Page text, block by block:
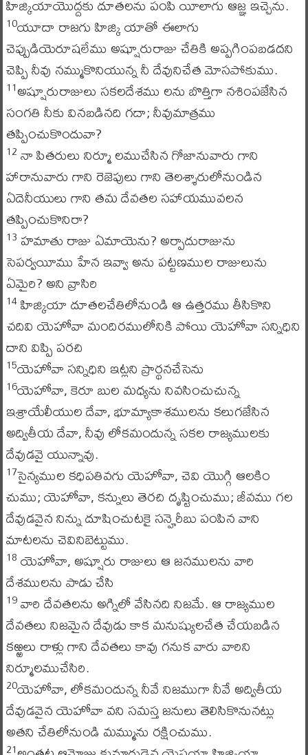
10యూదా రాజగు హిజ్కి యాతో ఈలాగు
చెప్పుడియెరూషలేము అష్షూరురాజు చేతికి అప్పగింపబడదని
చెప్పి నీవు నమ్ముకొనియున్న నీ దేవునిచేత మోసపోకుము.
11అష్షూరురాజులు సకలదేశము లను బొత్తిగా నశింపజేసిన
సంగతి నీకు వినబడినది గదా; నీవుమాత్రము
తప్పించుకొందువా?
12 నా పితరులు నిర్మూ లముచేసిన గోజానువారు గాని
హారానువారు గాని రెజెపులు గాని తెలశ్శారులోనుండిన
ఏదెనీయులు గాని తమ దేవతల సహాయమువలన
తప్పించుకొనిరా?
13 హమాతు రాజు ఏమాయెను? అర్పాదురాజును
సెపర్వయీము హేన ఇవ్వా అను పట్టణముల రాజులును
ఏమైరి? అని వ్రాసిరి
14హిజ్కియా దూతలచేతిలోనుండి ఆ ఉత్తరము తీసికొని
చదివి యెహోవా మందిరములోనికి పోయి యెహోవా సన్నిధిని
దాని విప్పి పరచి
15యెహోవా సన్నిధిని ఇట్లని ప్రార్థనచేసెను
16యెహోవా, కెరూ బుల మధ్యను నివసించుచున్న
ఇశ్రాయేలీయుల దేవా, భూమ్యాకాశములను కలుగజేసిన
అద్వితీయ దేవా, నీవు లోకమందున్న సకల రాజ్యములకు
దేవుడవై యున్నావు.
17సైన్యముల కధిపతివగు యెహోవా, చెవి యొగ్గి ఆలకిం
చుము; యెహోవా, కన్నులు తెరచి దృష్టించుము; జీవము గల
దేవుడవైన నిన్ను దూషించుటకై సన్హెరీబు పంపిన వాని
మాటలను చెవినిబెట్టుము.
18 యెహోవా, అష్షూరు రాజులు ఆ జనములను వారి
దేశములను పాడు చేసి
19వారి దేవతలను అగ్నిలో వేసినది నిజమే. ఆ రాజ్యముల
దేవతలు నిజమైన దేవుడు కాక మనుష్యులచేత చేయబడిన
కఱ్ఱలు రాళ్లు గాని దేవతలు కావు గనుక వారు వారిని
నిర్మూలముచేసిరి.
20యెహోవా, లోకమందున్న నీవే నిజముగా నీవే అద్వితీయ
దేవుడవైన యెహోవా వని సమస్త జనులు తెలిసికొనునట్లు
అతని చేతిలోనుండి మమ్మును రక్షించుము.
21